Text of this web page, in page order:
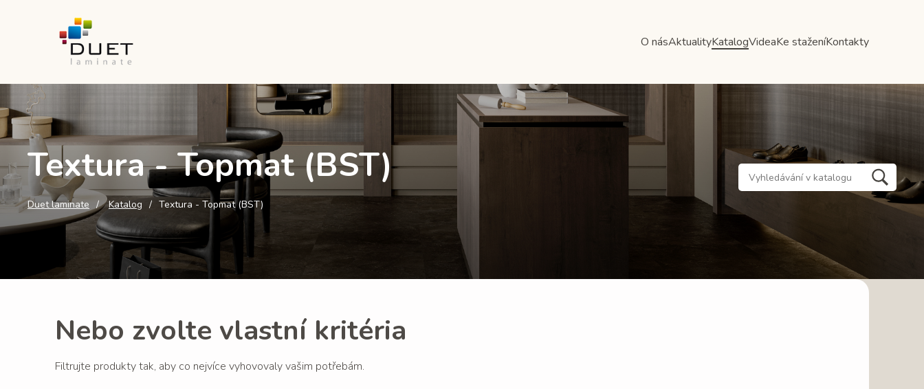
O násAktualityKatalogVideaKe staženíKontakty
Textura - Topmat (BST)
Duet laminate Katalog Textura - Topmat (BST)
Nebo zvolte vlastní kritéria
Filtrujte produkty tak, aby co nejvíce vyhovovaly vašim potřebám.